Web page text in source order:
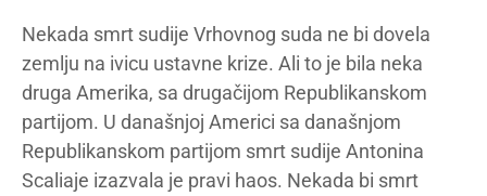
Nekada smrt sudije Vrhovnog suda ne bi dovela
zemlju na ivicu ustavne krize. Ali to je bila neka
druga Amerika, sa drugačijom Republikanskom
partijom. U današnjoj Americi sa današnjom
Republikanskom partijom smrt sudije Antonina
Scaliaje izazvala je pravi haos. Nekada bi smrt